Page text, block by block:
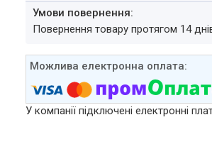
повернення товару протягом 14
У компанії підключені електронні